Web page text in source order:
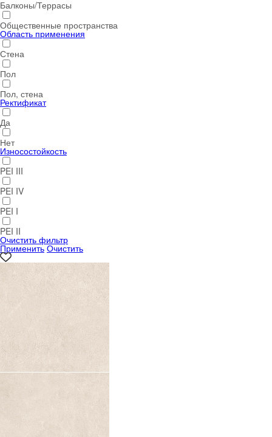
Балконы/Террасы
Общественные пространства
Область применения
Стена
Пол
Пол, стена
Ректификат
Да
Нет
Износостойкость
PEI III
PEI IV
PEI I
PEI II
Очистить фильтр
Применить Очистить